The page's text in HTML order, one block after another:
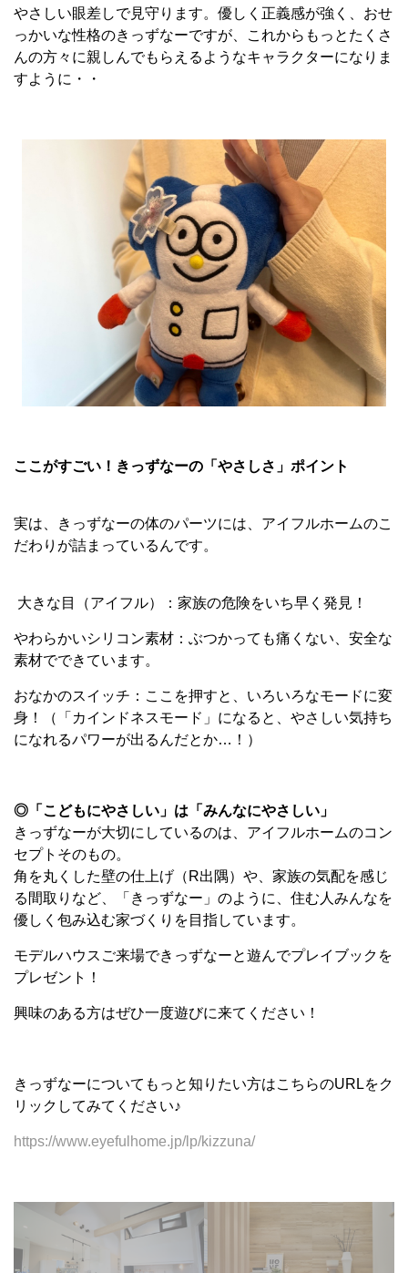
やさしい眼差しで見守ります。優しく正義感が強く、おせ
っかいな性格のきっずなーですが、これからもっとたくさ
んの方々に親しんでもらえるようなキャラクターになりま
すように・・
ここがすごい！きっずなーの「やさしさ」ポイント
実は、きっずなーの体のパーツには、アイフルホームのこ
だわりが詰まっているんです。
大きな目（アイフル）：家族の危険をいち早く発見！
やわらかいシリコン素材：ぶつかっても痛くない、安全な
素材でできています。
おなかのスイッチ：ここを押すと、いろいろなモードに変
身！（「カインドネスモード」になると、やさしい気持ち
になれるパワーが出るんだとか…！）
◎「こどもにやさしい」は「みんなにやさしい」
きっずなーが大切にしているのは、アイフルホームのコン
セプトそのもの。
角を丸くした壁の仕上げ（R出隅）や、家族の気配を感じ
る間取りなど、「きっずなー」のように、住む人みんなを
優しく包み込む家づくりを目指しています。
モデルハウスご来場できっずなーと遊んでプレイブックを
プレゼント！
興味のある方はぜひ一度遊びに来てください！
きっずなーについてもっと知りたい方はこちらのURLをク
リックしてみてください♪
https://www.eyefulhome.jp/lp/kizzuna/